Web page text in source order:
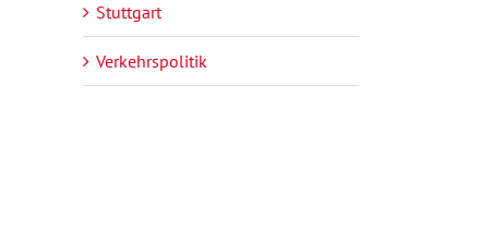
Stuttgart
Verkehrspolitik